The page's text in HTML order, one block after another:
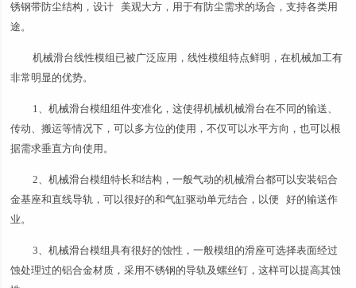
锈钢带防尘结构，设计 美观大方，用于有防尘需求的场合，支持各类用
途。
机械滑台线性模组已被广泛应用，线性模组特点鲜明，在机械加工有
非常明显的优势。
1、机械滑台模组组件变准化，这使得机械机械滑台在不同的输送、
传动、搬运等情况下，可以多方位的使用，不仅可以水平方向，也可以根
据需求垂直方向使用。
2、机械滑台模组特长和结构，一般气动的机械滑台都可以安装铝合
金基座和直线导轨，可以很好的和气缸驱动单元结合，以便 好的输送作
业。
3、机械滑台模组具有很好的蚀性，一般模组的滑座可选择表面经过
蚀处理过的铝合金材质，采用不锈钢的导轨及螺丝钉，这样可以提高其蚀